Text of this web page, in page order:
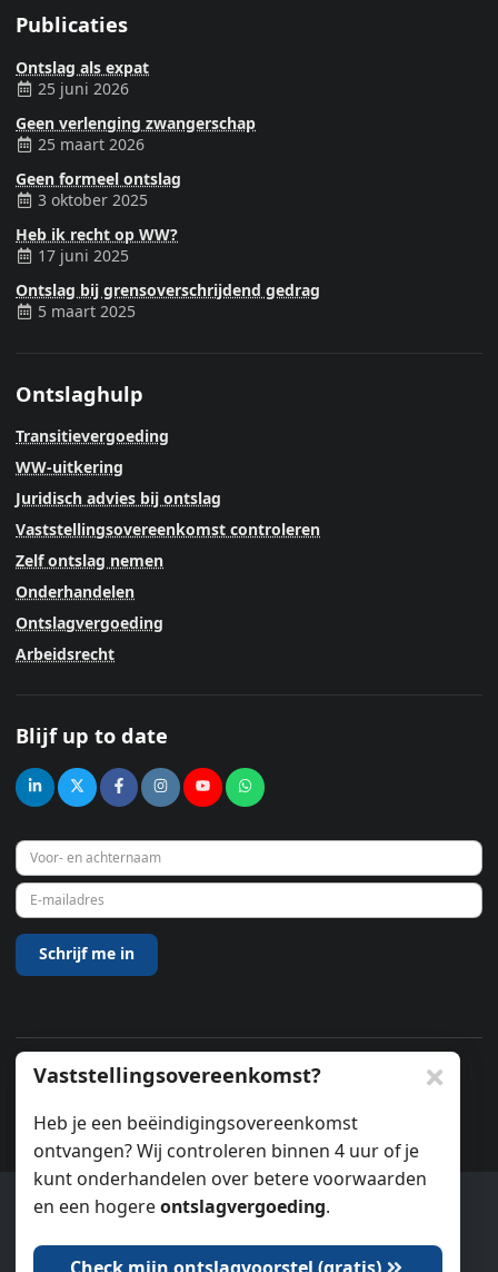
Publicaties
Ontslag als expat
25 juni 2026
Geen verlenging zwangerschap
25 maart 2026
Geen formeel ontslag
3 oktober 2025
Heb ik recht op WW?
17 juni 2025
Ontslag bij grensoverschrijdend gedrag
5 maart 2025
Ontslaghulp
Transitievergoeding
WW-uitkering
Juridisch advies bij ontslag
Vaststellingsovereenkomst controleren
Zelf ontslag nemen
Onderhandelen
Ontslagvergoeding
Arbeidsrecht
Blijf up to date
Ook wij gebruiken cookies.
Vaststellingsovereenkomst?
Heb je een beëindigingsovereenkomst
ontvangen? Wij controleren binnen 4 uur of je
kunt onderhandelen over betere voorwaarden
en een hogereontslagvergoeding.